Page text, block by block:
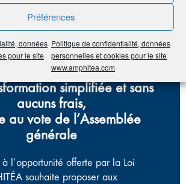
Préférences
données
pour le site
Politique de confidentialité, données
personnelles et cookies pour le site
www.amphitea.com
simplifiée et sans
aucuns frais,
au vote de l’Assemblée
générale
l’opportunité offerte par la Loi
souhaite proposer aux